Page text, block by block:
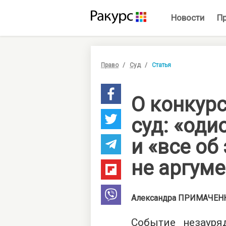
Новости
Право Суд Статья
О
суд:
и «все
не
Александра
Событие